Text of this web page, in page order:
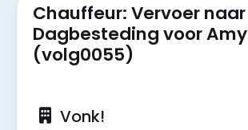
Chauffeur: Vervoer naar
Dagbesteding voor Amy
(volg0055)
Vonk!